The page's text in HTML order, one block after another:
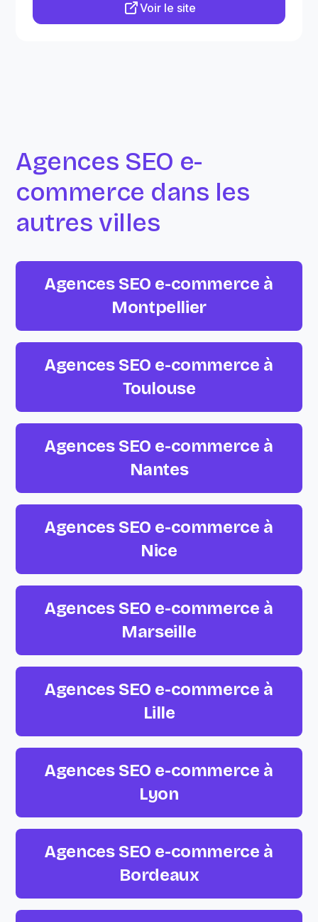
Voir le site
Agences SEO e-
commerce dans les
autres villes
Agences SEO e-commerce à
Montpellier
Agences SEO e-commerce à
Toulouse
Agences SEO e-commerce à
Nantes
Agences SEO e-commerce à
Nice
Agences SEO e-commerce à
Marseille
Agences SEO e-commerce à
Lille
Agences SEO e-commerce à
Lyon
Agences SEO e-commerce à
Bordeaux